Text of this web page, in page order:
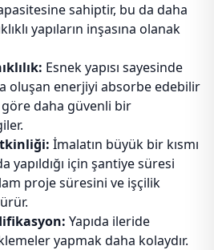
sahiptir, bu da daha
yapıların inşasına olanak
Esnek yapısı sayesinde
oluşan enerjiyi absorbe edebilir
daha güvenli bir
İmalatın büyük bir kısmı
yapıldığı için şantiye süresi
proje süresini ve işçilik
Yapıda ileride
yapmak daha kolaydır.